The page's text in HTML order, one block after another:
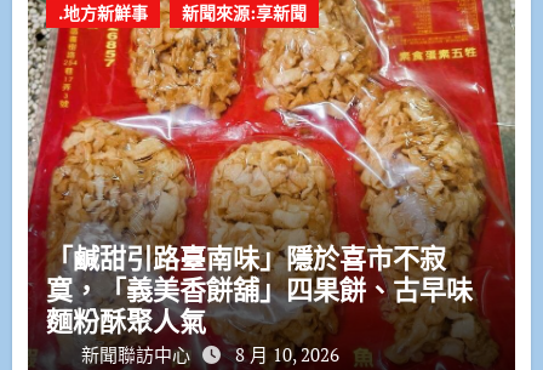
.地方新鮮事 新聞來源:享新聞
「鹹甜引路臺南味」隱於喜市不寂
寞，「義美香餅舖」四果餅、古早味
麵粉酥聚人氣
新聞聯訪中心 8 月 10, 2026